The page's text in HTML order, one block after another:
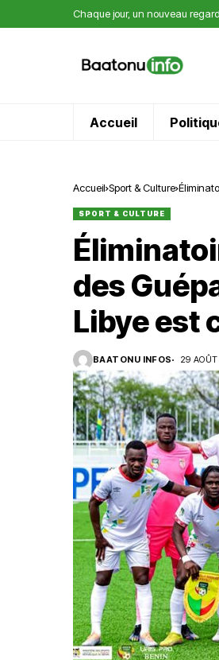
Chaque jour, un nouveau
Accueil
Accueil Sport & Culture
SPORT & CULTURE
des
Libye est
BAATONU INFOS 29